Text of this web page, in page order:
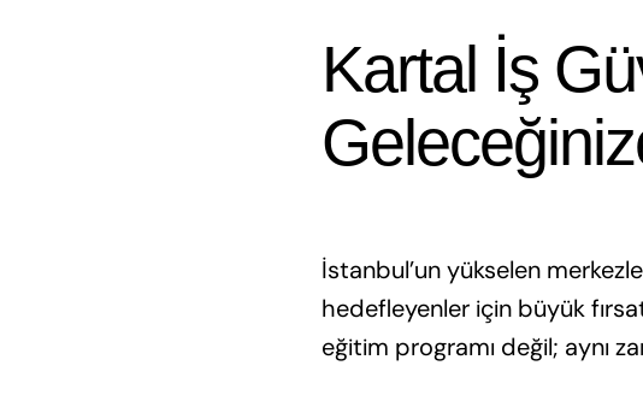
Kartal İş
İstanbul’un yükselen
hedefleyenler için büyük
eğitim programı değil; aynı